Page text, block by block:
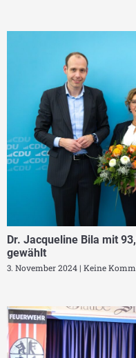
Dr. Jacqueline Bila mit
gewählt
3. November 2024 Keine